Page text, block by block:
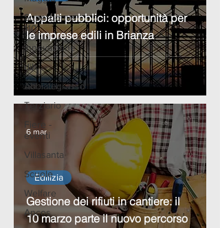
Superbonus
110
Innovazione
dih
Abbiategrasso
Terziario
Fiere -
eventi
Villasanta
Scuole
Welfare
Ancos
Appalti pubblici: opportunità per
le imprese edili in Brianza
Gestione dei rifiuti in cantiere: il
10 marzo parte il nuovo percorso
Edilizia
6 mar